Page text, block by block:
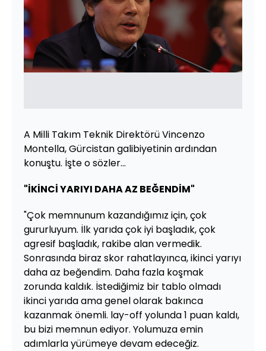
A Milli Takım Teknik Direktörü Vincenzo
Montella, Gürcistan galibiyetinin ardından
konuştu. İşte o sözler...
"İKİNCİ YARIYI DAHA AZ BEĞENDİM"
"Çok memnunum kazandığımız için, çok
gururluyum. İlk yarıda çok iyi başladık, çok
agresif başladık, rakibe alan vermedik.
Sonrasında biraz skor rahatlayınca, ikinci yarıyı
daha az beğendim. Daha fazla koşmak
zorunda kaldık. İstediğimiz bir tablo olmadı
ikinci yarıda ama genel olarak bakınca
kazanmak önemli. lay-off yolunda 1 puan kaldı,
bu bizi memnun ediyor. Yolumuza emin
adımlarla yürümeye devam edeceğiz.